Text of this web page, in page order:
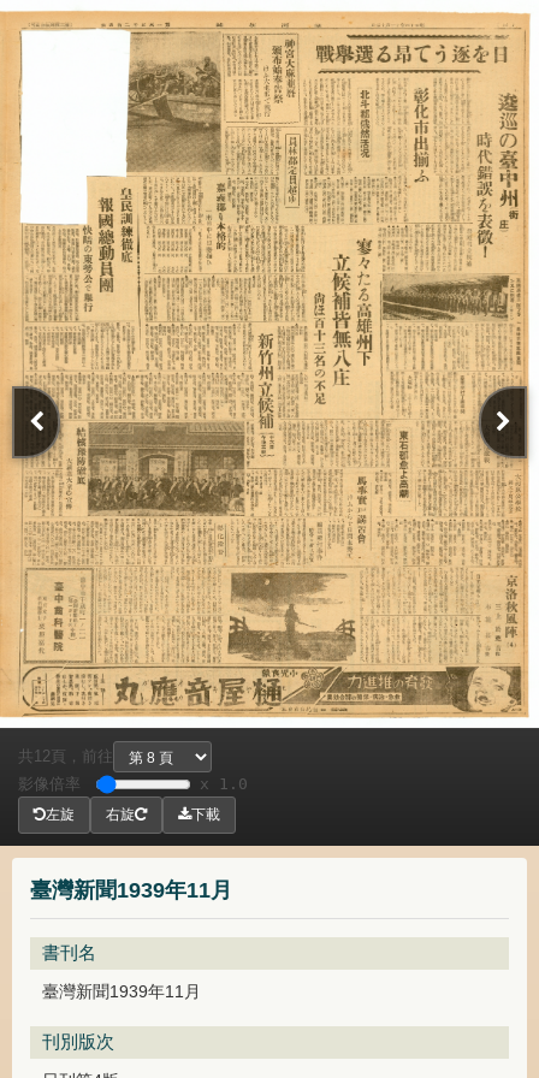
臺灣新聞1939年11月
書刊名
臺灣新聞1939年11月
刊別版次
共 12頁，
前往
影像倍率
x 1.0
左旋 右旋 下載